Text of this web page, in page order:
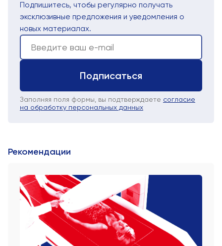
Подпишитесь, чтобы регулярно получать
эксклюзивные предложения и уведомления о
новых материалах.
Подписаться
Заполняя поля формы, вы подтверждаете согласие
на обработку персональных данных
Рекомендации